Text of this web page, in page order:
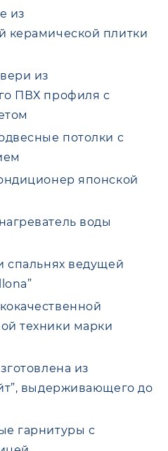
из
керамической плитки
из
ПВХ профиля с
потолки с
японской
воды
спальнях ведущей
техники марки
из
выдерживающего до
гарнитуры с